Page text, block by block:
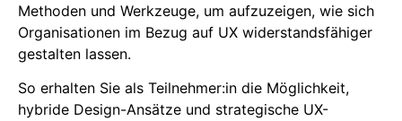
Methoden und Werkzeuge, um aufzuzeigen, wie sich
Organisationen im Bezug auf UX widerstandsfähiger
gestalten lassen.
So erhalten Sie als Teilnehmer:in die Möglichkeit,
hybride Design-Ansätze und strategische UX-